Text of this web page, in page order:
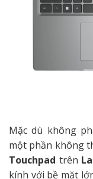
Mặc dù không
một phần không
Touchpad trên
kính với bề mặt